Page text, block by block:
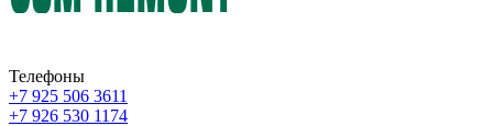
Телефоны
+7 925 506 3611
+7 926 530 1174